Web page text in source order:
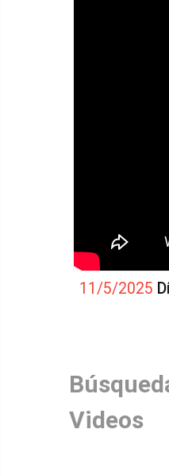
11/5/2025
Videos